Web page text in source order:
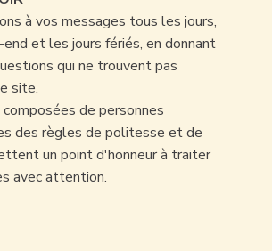
à vos messages tous les jours,
et les jours fériés, en donnant
qui ne trouvent pas
site.
de personnes
des règles de politesse et de
un point d'honneur à traiter
avec attention.